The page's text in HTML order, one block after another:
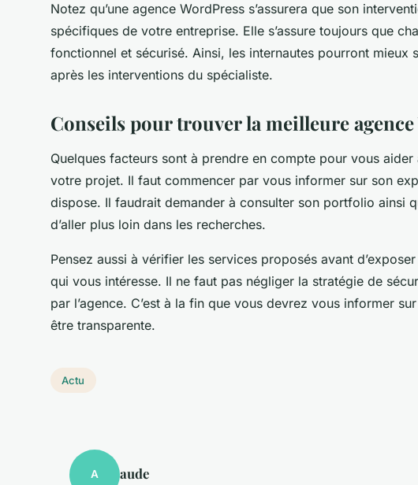
Notez qu’une agence WordPress s’assurera que son
spécifiques de votre entreprise. Elle s’assure toujours que
fonctionnel et sécurisé. Ainsi, les internautes pourront mieux
après les interventions du spécialiste.
Conseils pour trouver la meilleure agence
Quelques facteurs sont à prendre en compte pour vous aider
votre projet. Il faut commencer par vous informer sur son
dispose. Il faudrait demander à consulter son portfolio ainsi
d’aller plus loin dans les recherches.
Pensez aussi à vérifier les services proposés avant
qui vous intéresse. Il ne faut pas négliger la stratégie de
par l’agence. C’est à la fin que vous devrez vous informer
être transparente.
Actu
A aude